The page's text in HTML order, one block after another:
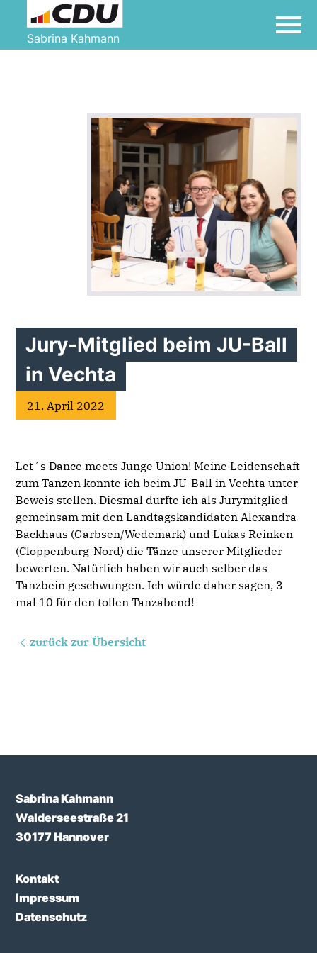
Sabrina Kahmann
Jury-Mitglied beim JU-Ball
in Vechta
21. April 2022
Let´s Dance meets Junge Union! Meine Leidenschaft
zum Tanzen konnte ich beim JU-Ball in Vechta unter
Beweis stellen. Diesmal durfte ich als Jurymitglied
gemeinsam mit den Landtagskandidaten Alexandra
Backhaus (Garbsen/Wedemark) und Lukas Reinken
(Cloppenburg-Nord) die Tänze unserer Mitglieder
bewerten. Natürlich haben wir auch selber das
Tanzbein geschwungen. Ich würde daher sagen, 3
mal 10 für den tollen Tanzabend!
zurück zur Übersicht
Sabrina Kahmann
Walderseestraße 21
30177 Hannover
Kontakt
Impressum
Datenschutz